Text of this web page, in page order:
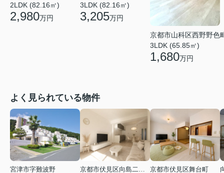
2LDK (82.16㎡)
2,980万円
3LDK (82.16㎡)
3,205万円
京都市山科区西野野色
3LDK (65.85㎡)
1,680万円
よく見られている物件
宮津市字難波野
京都市伏見区向島二ノ丸町
京都市伏見区舞台町